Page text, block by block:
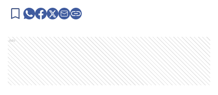
Ads